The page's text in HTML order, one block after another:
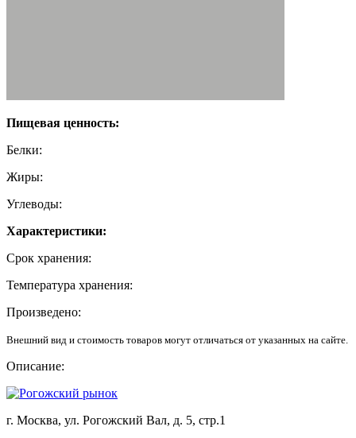
Пищевая ценность:
Белки:
Жиры:
Углеводы:
Характеристики:
Срок хранения:
Температура хранения:
Произведено:
Внешний вид и стоимость товаров могут отличаться от указанных на сайте.
Описание:
г. Москва, ул. Рогожский Вал, д. 5, стр.1